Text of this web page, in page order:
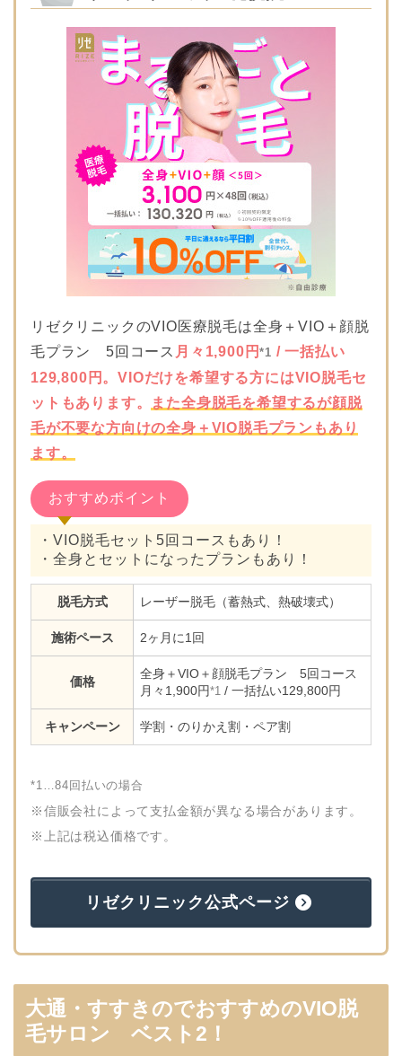
リゼクリニックのVIO医療脱毛は全身＋VIO＋顔脱
毛プラン 5回コース 月々1,900円*1 / 一括払い
129,800円。VIOだけを希望する方にはVIO脱毛セ
ットもあります。
また全身脱毛を希望するが顔脱
毛が不要な方向けの全身＋VIO脱毛プランもあり
ます。
おすすめポイント
・VIO脱毛セット5回コースもあり！
・全身とセットになったプランもあり！
脱毛方式 レーザー脱毛（蓄熱式、熱破壊式）
施術ペース 2ヶ月に1回
価格
全身＋VIO＋顔脱毛プラン 5回コース
月々1,900円*1 / 一括払い129,800円
キャンペーン 学割・のりかえ割・ペア割
*1…84回払いの場合
※信販会社によって支払金額が異なる場合があります。
※上記は税込価格です。
リゼクリニック公式ページ
大通・すすきのでおすすめのVIO脱
毛サロン ベスト2！